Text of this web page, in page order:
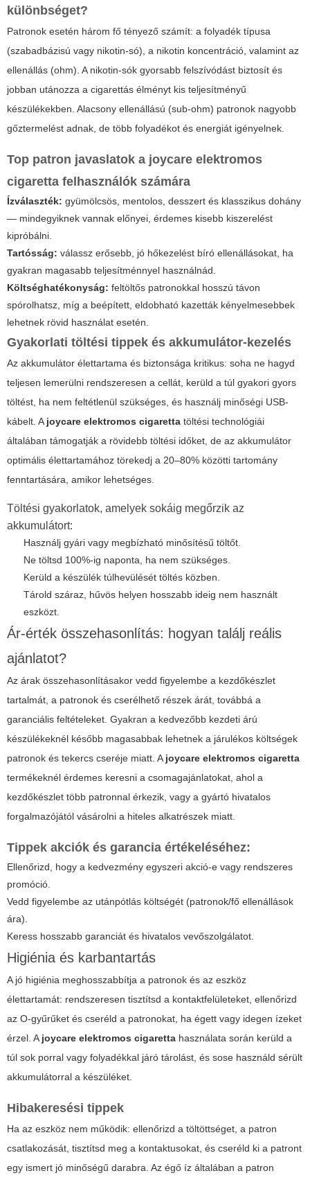
különbséget?
Patronok esetén három fő tényező számít: a folyadék típusa
(szabadbázisú vagy nikotin-só), a nikotin koncentráció, valamint az
ellenállás (ohm). A nikotin-sók gyorsabb felszívódást biztosít és
jobban utánozza a cigarettás élményt kis teljesítményű
készülékekben. Alacsony ellenállású (sub-ohm) patronok nagyobb
gőztermelést adnak, de több folyadékot és energiát igényelnek.
Top patron javaslatok a joycare elektromos
cigaretta felhasználók számára
Ízválaszték: gyümölcsös, mentolos, desszert és klasszikus dohány
— mindegyiknek vannak előnyei, érdemes kisebb kiszerelést
kipróbálni.
Tartósság: válassz erősebb, jó hőkezelést bíró ellenállásokat, ha
gyakran magasabb teljesítménnyel használnád.
Költséghatékonyság: feltöltős patronokkal hosszú távon
spórolhatsz, míg a beépített, eldobható kazetták kényelmesebbek
lehetnek rövid használat esetén.
Gyakorlati töltési tippek és akkumulátor-kezelés
Az akkumulátor élettartama és biztonsága kritikus: soha ne hagyd
teljesen lemerülni rendszeresen a cellát, kerüld a túl gyakori gyors
töltést, ha nem feltétlenül szükséges, és használj minőségi USB-
kábelt. A joycare elektromos cigaretta töltési technológiái
általában támogatják a rövidebb töltési időket, de az akkumulátor
optimális élettartamához törekedj a 20–80% közötti tartomány
fenntartására, amikor lehetséges.
Töltési gyakorlatok, amelyek sokáig megőrzik az
akkumulátort:
Használj gyári vagy megbízható minősítésű töltőt.
Ne töltsd 100%-ig naponta, ha nem szükséges.
Kerüld a készülék túlhevülését töltés közben.
Tárold száraz, hűvös helyen hosszabb ideig nem használt
eszközt.
Ár-érték összehasonlítás: hogyan találj reális
ajánlatot?
Az árak összehasonlításakor vedd figyelembe a kezdőkészlet
tartalmát, a patronok és cserélhető részek árát, továbbá a
garanciális feltételeket. Gyakran a kedvezőbb kezdeti árú
készülékeknél később magasabbak lehetnek a járulékos költségek
patronok és tekercs cseréje miatt. A joycare elektromos cigaretta
termékeknél érdemes keresni a csomagajánlatokat, ahol a
kezdőkészlet több patronnal érkezik, vagy a gyártó hivatalos
forgalmazójától vásárolni a hiteles alkatrészek miatt.
Tippek akciók és garancia értékeléséhez:
Ellenőrizd, hogy a kedvezmény egyszeri akció-e vagy rendszeres
promóció.
Vedd figyelembe az utánpótlás költségét (patronok/fő ellenállások
ára).
Keress hosszabb garanciát és hivatalos vevőszolgálatot.
Higiénia és karbantartás
A jó higiénia meghosszabbítja a patronok és az eszköz
élettartamát: rendszeresen tisztítsd a kontaktfelületeket, ellenőrizd
az O-gyűrűket és cseréld a patronokat, ha égett vagy idegen ízeket
érzel. A joycare elektromos cigaretta használata során kerüld a
túl sok porral vagy folyadékkal járó tárolást, és sose használd sérült
akkumulátorral a készüléket.
Hibakeresési tippek
Ha az eszköz nem működik: ellenőrizd a töltöttséget, a patron
csatlakozását, tisztítsd meg a kontaktusokat, és cseréld ki a patront
egy ismert jó minőségű darabra. Az égő íz általában a patron